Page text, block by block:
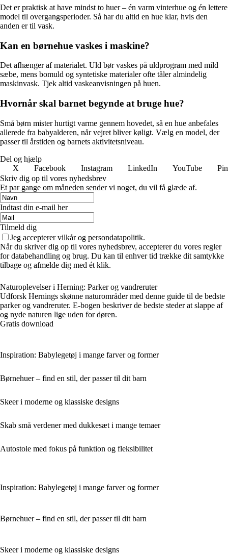
Det er praktisk at have mindst to huer – én varm vinterhue og én lettere
model til overgangsperioder. Så har du altid en hue klar, hvis den
anden er til vask.
Kan en børnehue vaskes i maskine?
Det afhænger af materialet. Uld bør vaskes på uldprogram med mild
sæbe, mens bomuld og syntetiske materialer ofte tåler almindelig
maskinvask. Tjek altid vaskeanvisningen på huen.
Hvornår skal barnet begynde at bruge hue?
Små børn mister hurtigt varme gennem hovedet, så en hue anbefales
allerede fra babyalderen, når vejret bliver køligt. Vælg en model, der
passer til årstiden og barnets aktivitetsniveau.
Del og hjælp
X
Facebook Instagram LinkedIn YouTube
Skriv dig op til vores nyhedsbrev
Et par gange om måneden sender vi noget, du vil få glæde af.
Indtast din e-mail her
Tilmeld dig
Jeg accepterer vilkår og persondatapolitik.
Når du skriver dig op til vores nyhedsbrev, accepterer du vores regler
for databehandling og brug. Du kan til enhver tid trække dit samtykke
tilbage og afmelde dig med ét klik.
Naturoplevelser i Herning: Parker og vandreruter
Udforsk Hernings skønne naturområder med denne guide til de bedste
parker og vandreruter. E-bogen beskriver de bedste steder at slappe af
og nyde naturen lige uden for døren.
Gratis download
Inspiration: Babylegetøj i mange farver og former
Børnehuer – find en stil, der passer til dit barn
Skeer i moderne og klassiske designs
Skab små verdener med dukkesæt i mange temaer
Autostole med fokus på funktion og fleksibilitet
Inspiration: Babylegetøj i mange farver og former
Børnehuer – find en stil, der passer til dit barn
Skeer i moderne og klassiske designs